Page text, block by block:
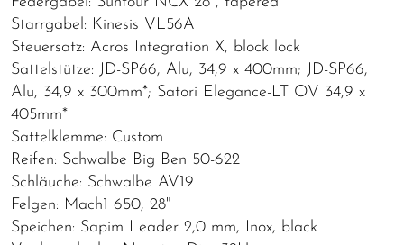
Starrgabel: Kinesis VL56A
Steuersatz: Acros Integration X, block lock
Sattelstütze: JD-SP66, Alu, 34,9 x 400mm; JD-SP66,
Alu, 34,9 x 300mm*; Satori Elegance-LT OV 34,9 x
405mm*
Sattelklemme: Custom
Reifen: Schwalbe Big Ben 50-622
Schläuche: Schwalbe AV19
Felgen: Mach1 650, 28"
Speichen: Sapim Leader 2,0 mm, Inox, black